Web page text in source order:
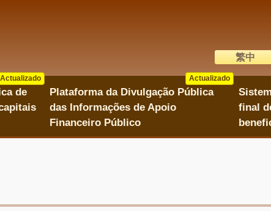
語系切換
繁中
de
Actualizado
Plataforma da Divulgação Pública
das Informações de Apoio
Financeiro Público
Actualizado
Actualizado
final